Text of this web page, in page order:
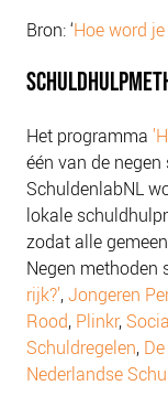
OVER NCFG
NIEUWS
Bron: ‘Hoe word
Het programma
één van de
SchuldenlabNL
lokale
zodat alle
Negen methoden
rijk?’,Jongeren
Rood, Plinkr,
Schuldregelen,
Nederlandse